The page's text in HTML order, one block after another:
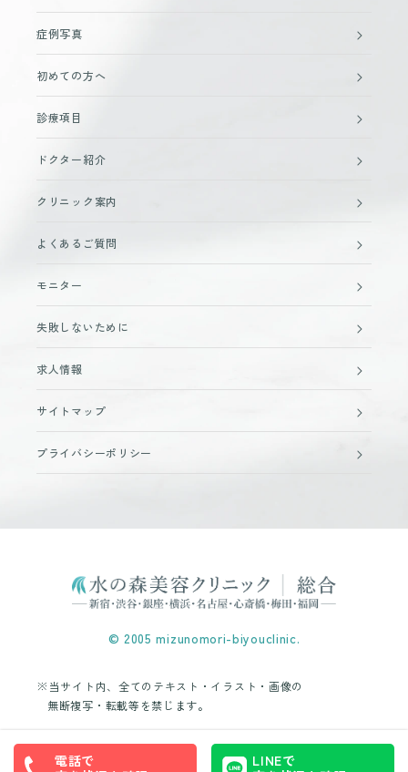
症例写真
初めての方へ
診療項目
ドクター紹介
クリニック案内
よくあるご質問
モニター
失敗しないために
求人情報
サイトマップ
プライバシーポリシー
© 2005 mizunomori-biyouclinic.
※当サイト内、全てのテキスト・イラスト・画像の
無断複写・転載等を禁じます。
電話で
LINEで